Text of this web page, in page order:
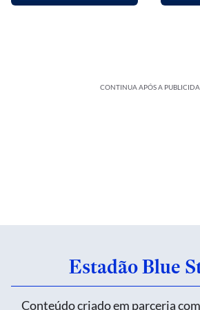
CONTINUA APÓS A
Estadão Blue
Conteúdo criado em parceria